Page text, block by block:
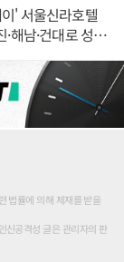
' 서울신라호텔
해남·건대로 성
법률에 의해 제재를 받을
신공격성 글은 관리자의 판